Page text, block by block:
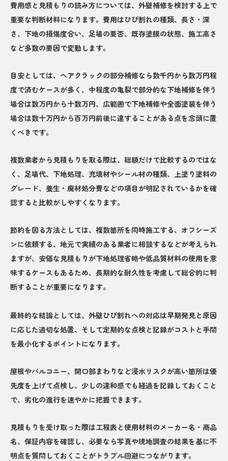
費用感と見積もりの読み方については、外壁補修を検討する上で
重要な判断材料になります。費用はひび割れの種類、長さ・深
さ、下地の損傷度合い、足場の要否、既存塗膜の状態、施工高さ
など多数の要因で変動します。
目安としては、ヘアクラックの部分補修なら数千円から数万円程
度で済むケースが多く、中程度の亀裂で部分的な下地補修を伴う
場合は数万円から十数万円、広範囲で下地補修や全面塗装を伴う
場合は数十万円から百万円前後に達することがある点を念頭に置
くべきです。
複数業者から見積もりを取る際は、総額だけで比較するのではな
く、足場代、下地処理、充填材やシール材の種類、上塗り塗料の
グレード、養生・廃材処分費などの項目が明記されているかを確
認すると比較がしやすくなります。
節約を図る方法としては、複数箇所を同時施工する、オフシーズ
ンに依頼する、地元で実績のある業者に相談するなどが考えられ
ますが、安価な見積もりが下地処理省略や低品質材料の使用を意
味するケースもあるため、長期的な耐久性を考慮して総合的に判
断することが重要になります。
最終的な結論としては、外壁ひび割れへの対応は早期発見と原因
に応じた適切な処置、そして定期的な点検と記録がコストと手間
を最小化するポイントになります。
屋根やバルコニー、開口部まわりなど浸水リスクが高い箇所は優
先度を上げて点検し、少しの違和感でも経過を記録しておくこと
で、劣化の進行を速やかに把握できます。
見積もりを受け取った際は工程表と使用材料のメーカー名・商品
名、保証内容を確認し、必要なら写真や現地調査の結果を基に不
明点を質問しておくことがトラブル回避につながります。